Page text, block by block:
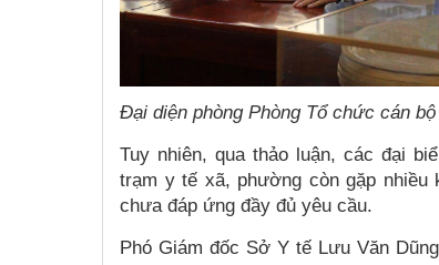
Đại diện phòng Phòng Tổ chức cán
Tuy nhiên, qua thảo luận, các đại
trạm y tế xã, phường còn gặp
chưa đáp ứng đầy đủ yêu cầu.
Phó Giám đốc Sở Y tế Lưu Văn